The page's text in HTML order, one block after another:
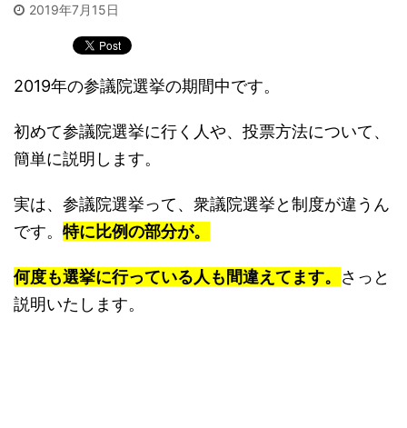
2019年7月15日
2019年の参議院選挙の期間中です。
初めて参議院選挙に行く人や、投票方法について、
簡単に説明します。
実は、参議院選挙って、衆議院選挙と制度が違うん
です。 特に比例の部分が。
何度も選挙に行っている人も間違えてます。 さっと
説明いたします。